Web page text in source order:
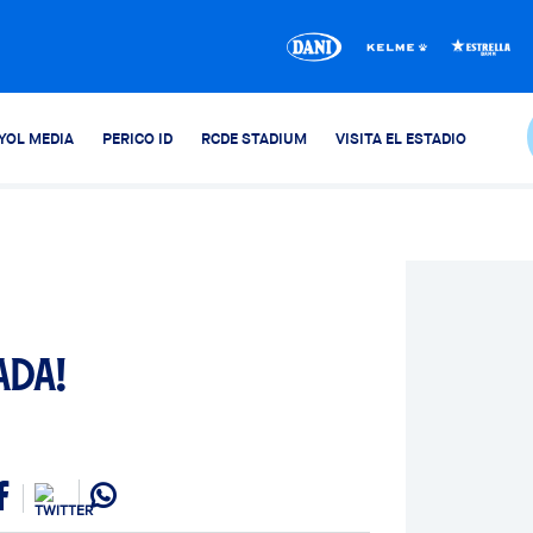
MEDIA PERICO ID RCDE STADIUM VISITA EL ESTADIO